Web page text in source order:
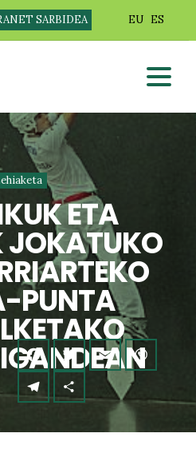
SARBIDEA EU ES
ETA
PUNTA